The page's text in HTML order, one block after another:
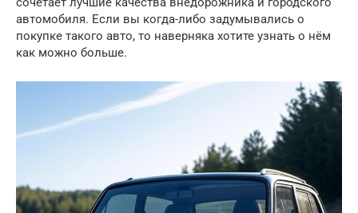
автомобиля. Если вы когда-либо задумывались о
покупке такого авто, то наверняка хотите узнать о нём
как можно больше.